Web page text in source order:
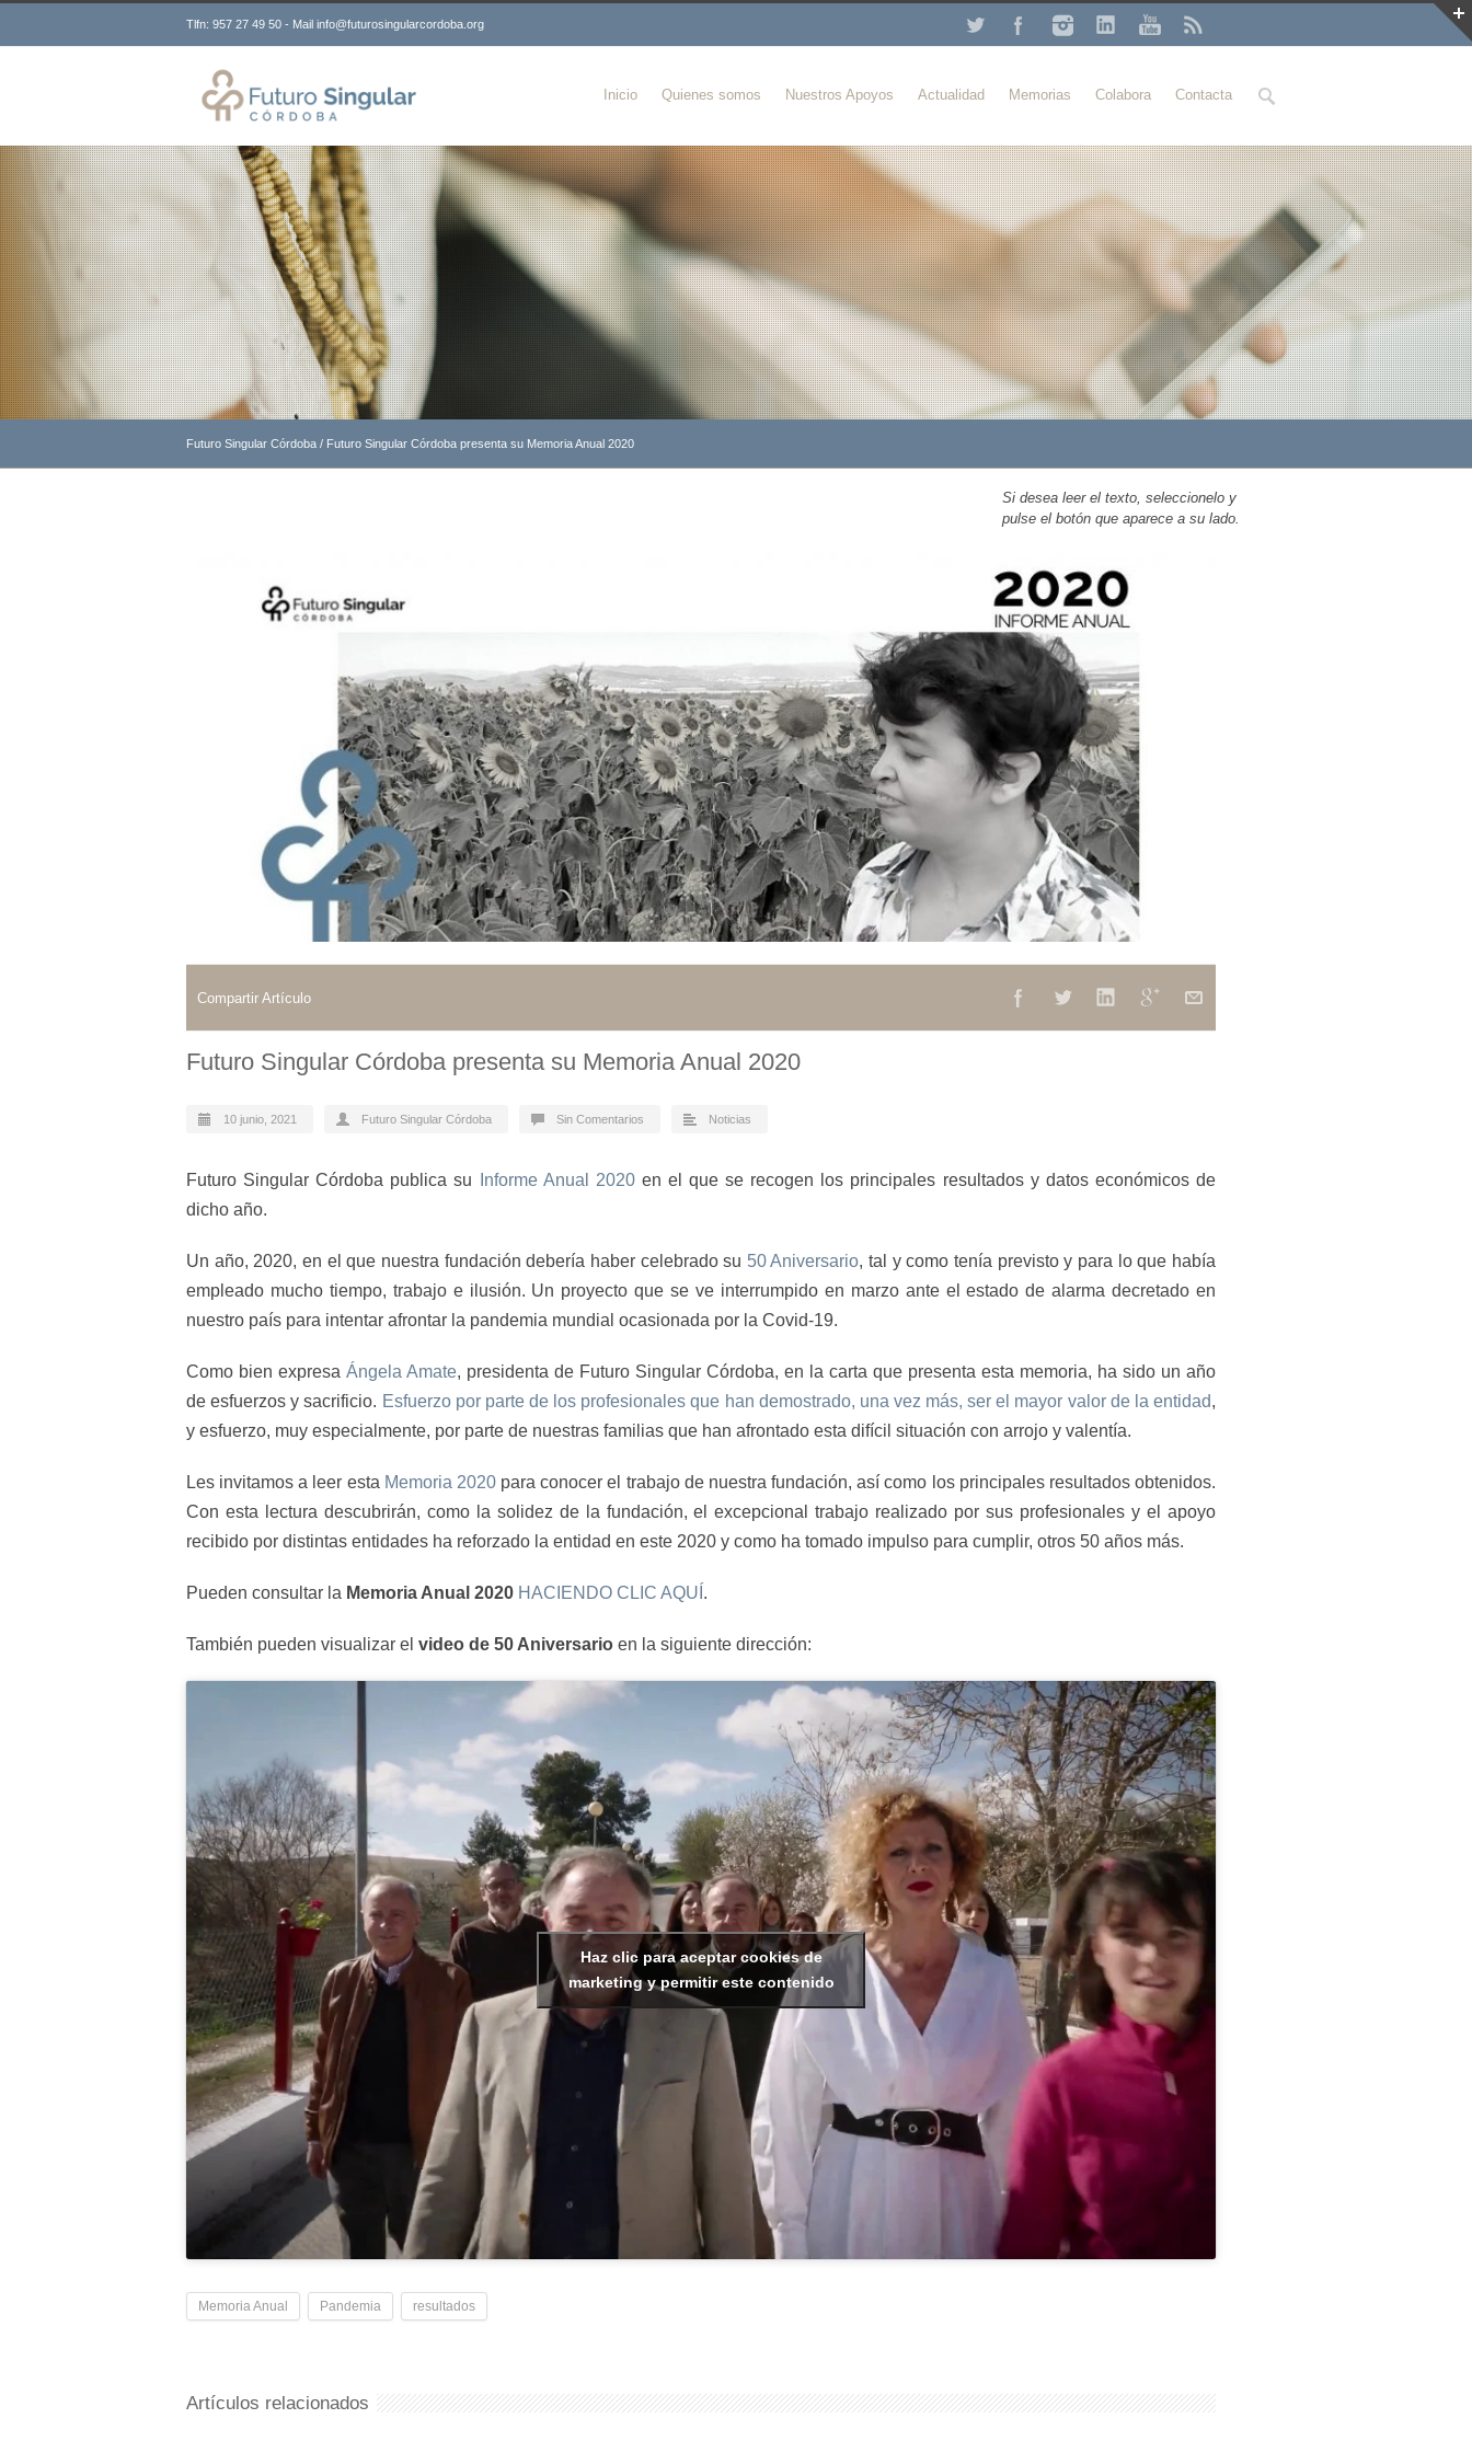
Tlfn: 957 27 49 50 - Mail info@futurosingularcordoba.org
Buscar
Inicio Quienes somos Nuestros Apoyos Actualidad Memorias Colabora Contacta
Futuro Singular Córdoba / Futuro Singular Córdoba presenta su Memoria Anual 2020
Si desea leer el texto, seleccionelo y
pulse el botón que aparece a su lado.
Compartir Artículo
Futuro Singular Córdoba presenta su Memoria Anual 2020
10 junio, 2021 Futuro Singular Córdoba Sin Comentarios Noticias
Futuro Singular Córdoba publica su Informe Anual 2020en el que se recogen los principales resultados y datos económicos de
dicho año.
Un año, 2020, en el que nuestra fundación debería haber celebrado su 50 Aniversario, tal y como tenía previsto y para lo que había
empleado mucho tiempo, trabajo e ilusión. Un proyecto que se ve interrumpido en marzo ante el estado de alarma decretado en
nuestro país para intentar afrontar la pandemia mundial ocasionada por la Covid-19.
Como bien expresa Ángela Amate, presidenta de Futuro Singular Córdoba, en la carta que presenta esta memoria, ha sido un año
de esfuerzos y sacrificio. Esfuerzo por parte de los profesionales que han demostrado, una vez más, ser el mayor valor de la entidad,
y esfuerzo, muy especialmente, por parte de nuestras familias que han afrontado esta difícil situación con arrojo y valentía.
Les invitamos a leer esta Memoria 2020para conocer el trabajo de nuestra fundación, así como los principales resultados obtenidos.
Con esta lectura descubrirán, como la solidez de la fundación, el excepcional trabajo realizado por sus profesionales y el apoyo
recibido por distintas entidades ha reforzado la entidad en este 2020 y como ha tomado impulso para cumplir, otros 50 años más.
Pueden consultar la Memoria Anual 2020 HACIENDO CLIC AQUÍ .
También pueden visualizar el video de 50 Aniversario en la siguiente dirección:
Haz clic para aceptar cookies de
marketing y permitir este contenido
Memoria Anual Pandemia resultados
Artículos relacionados